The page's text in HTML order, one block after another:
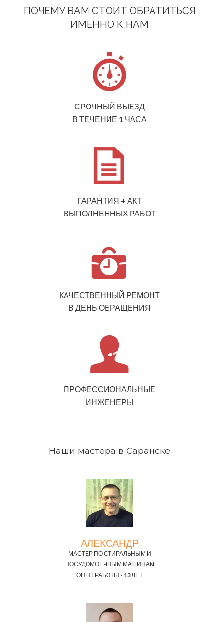
ПОЧЕМУ ВАМ СТОИТ ОБРАТИТЬСЯ
ИМЕННО К НАМ
СРОЧНЫЙ ВЫЕЗД
В ТЕЧЕНИЕ 1 ЧАСА
ГАРАНТИЯ + АКТ
ВЫПОЛНЕННЫХ РАБОТ
КАЧЕСТВЕННЫЙ РЕМОНТ
В ДЕНЬ ОБРАЩЕНИЯ
ПРОФЕССИОНАЛЬНЫЕ
ИНЖЕНЕРЫ
Наши мастера в Саранске
АЛЕКСАНДР
МАСТЕР ПО СТИРАЛЬНЫМ И
ПОСУДОМОЕЧНЫМ МАШИНАМ
ОПЫТ РАБОТЫ - 13 ЛЕТ